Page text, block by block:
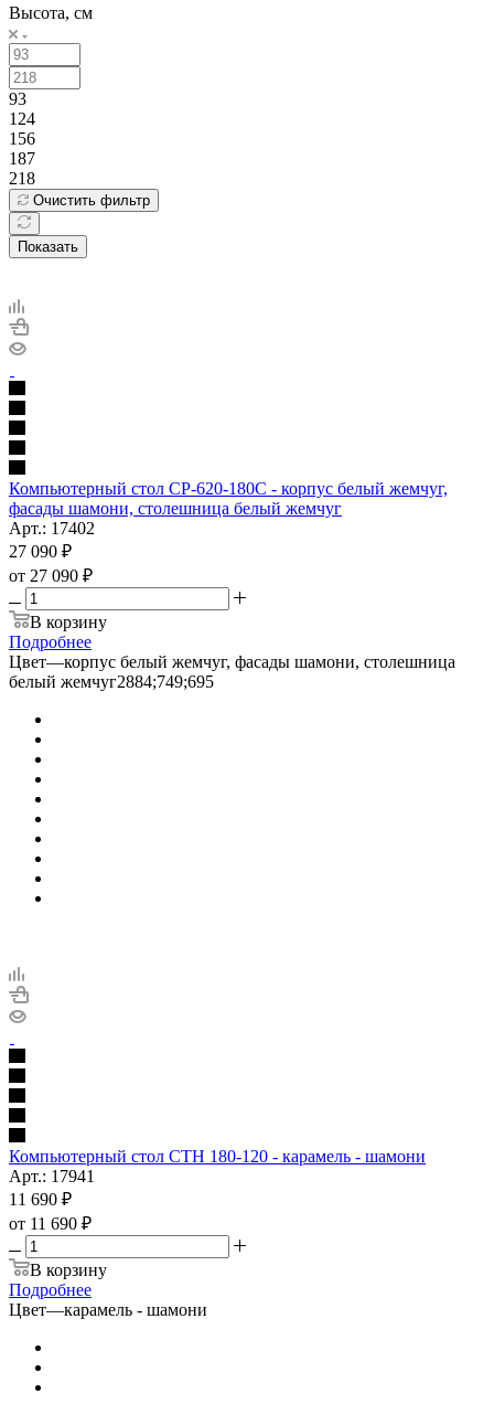
Высота, см
93
124
156
187
218
Очистить фильтр
Показать
Компьютерный стол СР-620-180С - корпус белый жемчуг,
фасады шамони, столешница белый жемчуг
Арт.: 17402
27 090 ₽
от 27 090 ₽
В корзину
Подробнее
Цвет—корпус белый жемчуг, фасады шамони, столешница
белый жемчуг2884;749;695
Компьютерный стол СТН 180-120 - карамель - шамони
Арт.: 17941
11 690 ₽
от 11 690 ₽
В корзину
Подробнее
Цвет—карамель - шамони